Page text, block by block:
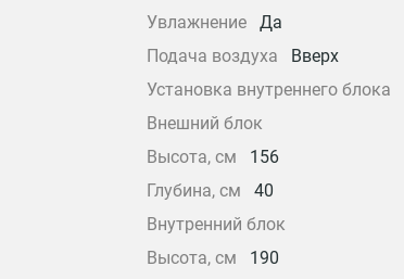
Увлажнение
Да
Подача воздуха
Вверх
Установка внутреннего блока
Внешний блок
Высота, см
156
Глубина, см
40
Внутренний блок
Высота, см
190